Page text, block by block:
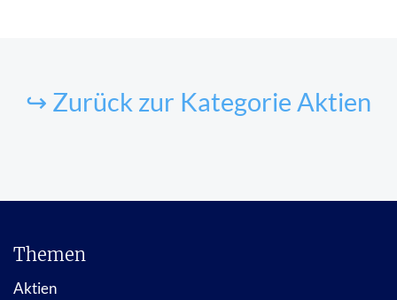
↪ Zurück zur Kategorie Aktien
Themen
Aktien